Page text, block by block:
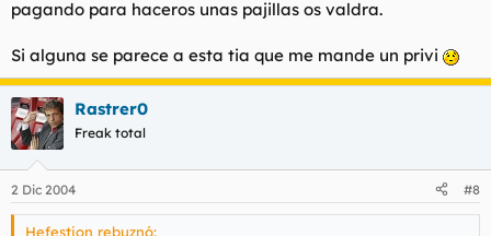
pagando para haceros unas pajillas os valdra.
Si alguna se parece a esta tia que me mande un privi
Rastrer0
Freak total
2 Dic 2004 #8
Hefestion rebuznó: